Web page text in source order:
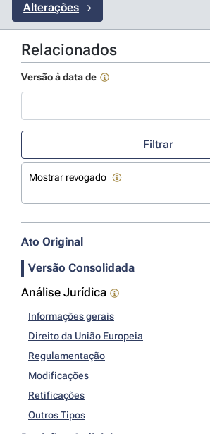
Alterações
Relacionados
Versão à data de
Filtrar
Mostrar revogado
Ato Original
Versão Consolidada
Análise Jurídica
Informações gerais
Direito da União Europeia
Regulamentação
Modificações
Retificações
Outros Tipos